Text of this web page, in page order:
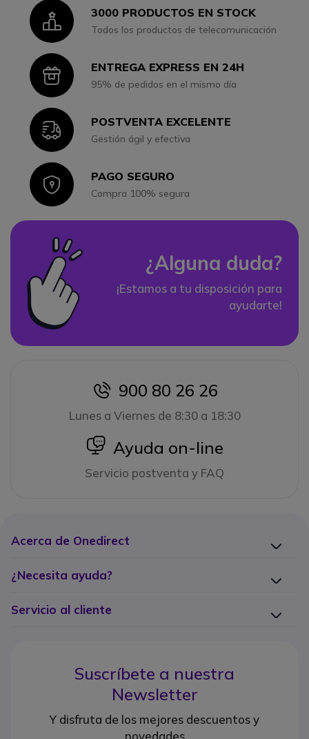
Icon3000 PRODUCTOS EN STOCK
Todos los productos de telecomunicación
IconENTREGA EXPRESS EN 24H
95% de pedidos en el mismo día
IconPOSTVENTA EXCELENTE
Gestión ágil y efectiva
IconPAGO SEGURO
Compra 100% segura
¿Alguna duda?
¡Estamos a tu disposición para
ayudarte!
icon
900 80 26 26
Lunes a Viernes de 8:30 a 18:30
icon
Ayuda on-line
Servicio postventa y FAQ
Acerca de Onedirect
¿Necesita ayuda?
Servicio al cliente
Suscríbete a nuestra
Newsletter
Y disfruta de los mejores descuentos y